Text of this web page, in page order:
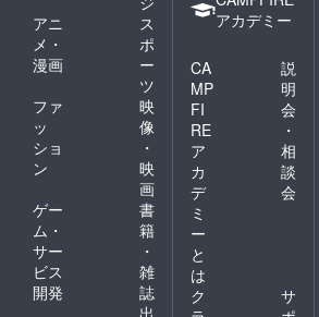
アニ
メ・
漫画
ス
ポ
ー
ツ
ファ
ッ
ショ
ン
映
像
・
映
画
ゲー
ム・
サー
ビス
開発
書
籍
・
雑
誌
出
アカデミー
CA
MP
FI
RE
ア
カ
デ
ミ
ー
と
は
説
明
会
・
相
談
会
ク
サ